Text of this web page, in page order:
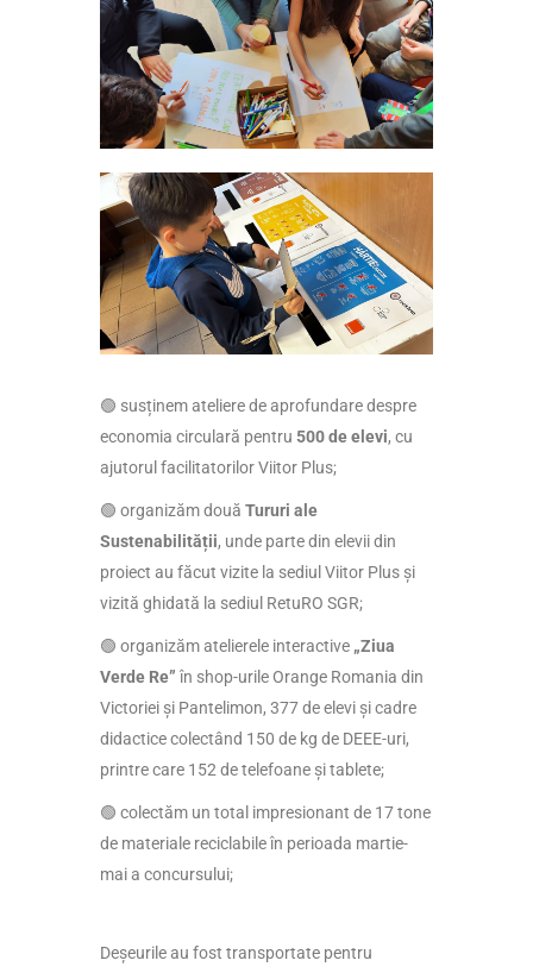
🟢 susținem ateliere de aprofundare despre
economia circulară pentru 500 de elevi, cu
ajutorul facilitatorilor Viitor Plus;
🟢 organizăm două Tururi ale
Sustenabilității, unde parte din elevii din
proiect au făcut vizite la sediul Viitor Plus și
vizită ghidată la sediul RetuRO SGR;
🟢 organizăm atelierele interactive „Ziua
Verde Re” în shop-urile Orange Romania din
Victoriei și Pantelimon, 377 de elevi și cadre
didactice colectând 150 de kg de DEEE-uri,
printre care 152 de telefoane și tablete;
🟢 colectăm un total impresionant de 17 tone
de materiale reciclabile în perioada martie-
mai a concursului;
Deșeurile au fost transportate pentru